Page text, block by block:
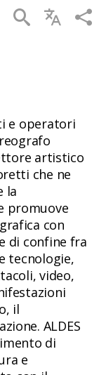
e operatori
artistico
che ne
la
promuove
con
di confine fra
tecnologie,
video,
il
ALDES
di
e